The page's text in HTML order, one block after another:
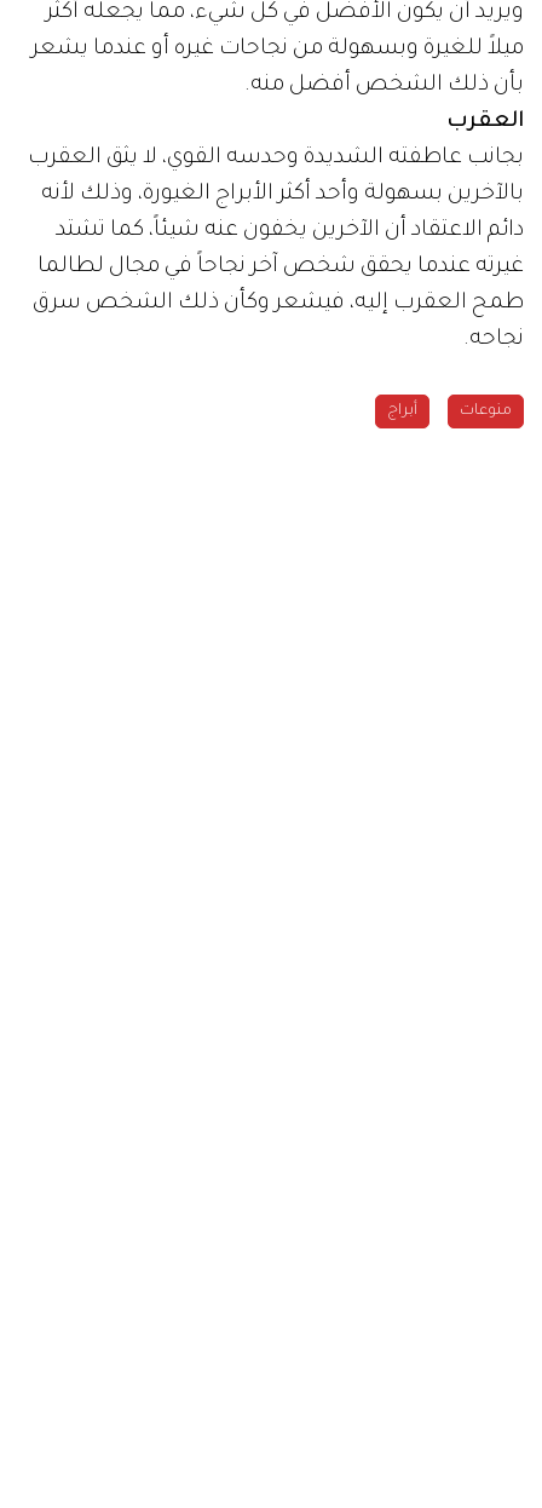
ويريد أن يكون الأفضل في كل شيء، مما يجعله أكثر
ميلاً للغيرة وبسهولة من نجاحات غيره أو عندما يشعر
بأن ذلك الشخص أفضل منه.
العقرب
بجانب عاطفته الشديدة وحدسه القوي، لا يثق العقرب
بالآخرين بسهولة وأحد أكثر الأبراج الغيورة، وذلك لأنه
دائم الاعتقاد أن الآخرين يخفون عنه شيئاً، كما تشتد
غيرته عندما يحقق شخص آخر نجاحاً في مجال لطالما
طمح العقرب إليه، فيشعر وكأن ذلك الشخص سرق
نجاحه.
منوعات أبراج